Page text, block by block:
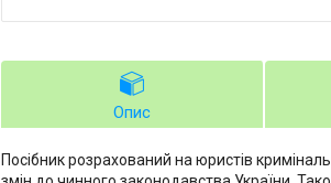
Опис
Посібник розрахований на юристів